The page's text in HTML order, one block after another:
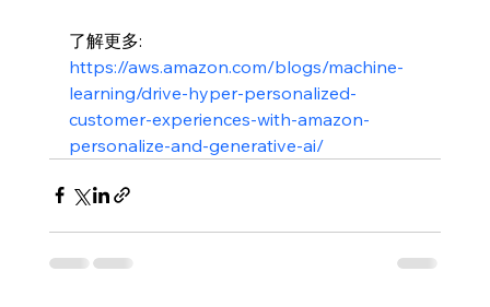
了解更多:
https://aws.amazon.com/blogs/machine-
learning/drive-hyper-personalized-
customer-experiences-with-amazon-
personalize-and-generative-ai/